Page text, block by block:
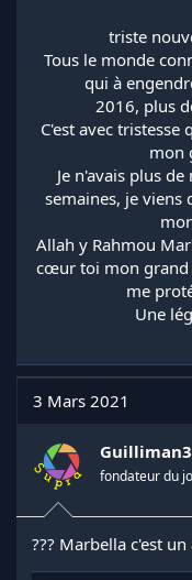
l
s
s
o
n
triste
Tous le monde
qui à
2016, plus
C'est avec
mon
Je n'avais plus
semaines, je viens
Allah y Rahmou
cœur toi mon grand
me
Une
3 Mars 2021
fondateur du
??? Marbella c'est un